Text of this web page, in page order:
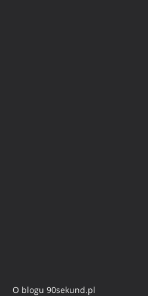
O blogu 90sekund.pl